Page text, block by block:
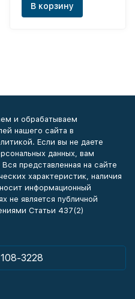
В корзину
и обрабатываем
нашего сайта в
Если вы не даете
данных, вам
представленная на сайте
характеристик, наличия
информационный
не является публичной
Статьи 437(2)
3228